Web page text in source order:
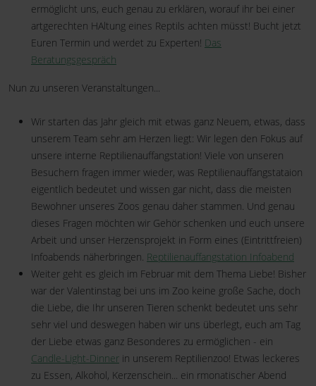
ermöglicht uns, euch genau zu erklären, worauf ihr bei einer
artgerechten HAltung eines Reptils achten müsst! Bucht jetzt
Euren Termin und werdet zu Experten! Das
Beratungsgespräch
Nun zu unseren Veranstaltungen...
Wir starten das Jahr gleich mit etwas ganz Neuem, etwas, dass
unserem Team sehr am Herzen liegt: Wir legen den Fokus auf
unsere interne Reptilienauffangstation! Viele von unseren
Besuchern fragen immer wieder, was Reptilienauffangstataion
eigentlich bedeutet und wissen gar nicht, dass die meisten
Bewohner unseres Zoos genau daher stammen. Und genau
dieses Fragen möchten wir Gehör schenken und euch unsere
Arbeit und unser Herzensprojekt in Form eines (Eintrittfreien)
Infoabends näherbringen. Reptilienauffangstation Infoabend
Weiter geht es gleich im Februar mit dem Thema Liebe! Bisher
war der Valentinstag bei uns im Zoo keine große Sache, doch
die Liebe, die Ihr unseren Tieren schenkt bedeutet uns sehr
sehr viel und deswegen haben wir uns überlegt, euch am Tag
der Liebe etwas ganz Besonderes zu ermöglichen - ein
Candle-Light-Dinner in unserem Reptilienzoo! Etwas leckeres
zu Essen, Alkohol, Kerzenschein... ein rmonatischer Abend